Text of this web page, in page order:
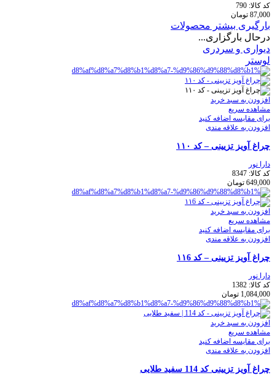
کد کالا: 790
87,000 تومان
بارگیری بیشتر محصولات
درحال بارگزاری...
دیواری و سردری
لوستر
افزودن به سبد خرید
مشاهده سریع
برای مقایسه اضافه کنید
افزودن به علاقه مندی
چراغ آویز تزیینی – کد ۱۱۰
دارا نور
کد کالا: 8347
649,000 تومان
افزودن به سبد خرید
مشاهده سریع
برای مقایسه اضافه کنید
افزودن به علاقه مندی
چراغ آویز تزیینی – کد ۱۱6
دارا نور
کد کالا: 1382
1,084,000 تومان
افزودن به سبد خرید
مشاهده سریع
برای مقایسه اضافه کنید
افزودن به علاقه مندی
چراغ آویز تزیینی کد 114 سفيد طلايی